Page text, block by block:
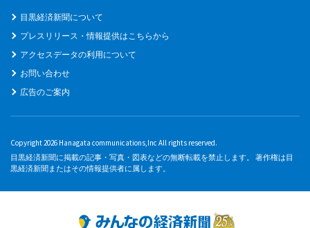
目黒経済新聞について
プレスリリース・情報提供はこちらから
アクセスデータの利用について
お問い合わせ
広告のご案内
Copyright 2026 Hanagata communications,Inc All rights reserved.
目黒経済新聞に掲載の記事・写真・図表などの無断転載を禁止します。 著作権は目
黒経済新聞またはその情報提供者に属します。